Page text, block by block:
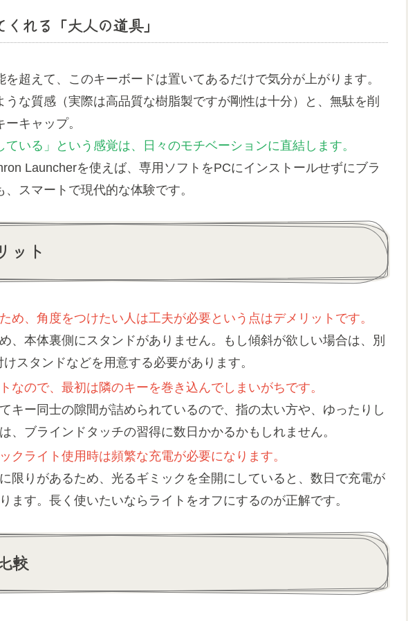
れる「大人の道具」
超えて、このキーボードは置いてあるだけで気分が上がります。
な質感（実際は高品質な樹脂製ですが剛性は十分）と、無駄を削
キャップ。
ている」という感覚は、日々のモチベーションに直結します。
Launcherを使えば、専用ソフトをPCにインストールせずにブラ
スマートで現代的な体験です。
ット
め、角度をつけたい人は工夫が必要という点はデメリットです。
、本体裏側にスタンドがありません。もし傾斜が欲しい場合は、別
スタンドなどを用意する必要があります。
なので、最初は隣のキーを巻き込んでしまいがちです。
キー同士の隙間が詰められているので、指の太い方や、ゆったりし
、ブラインドタッチの習得に数日かかるかもしれません。
クライト使用時は頻繁な充電が必要になります。
限りがあるため、光るギミックを全開にしていると、数日で充電が
ます。長く使いたいならライトをオフにするのが正解です。
較